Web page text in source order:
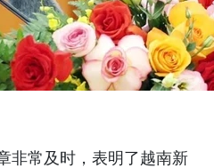
非常及时，表明了越南新